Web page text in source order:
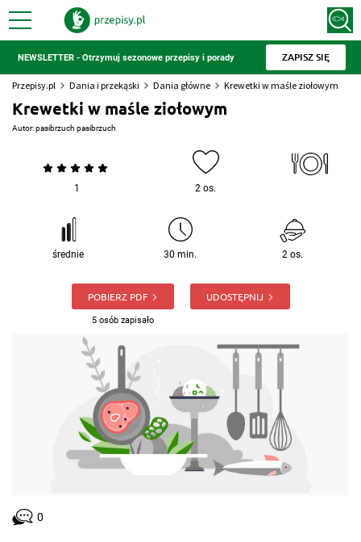
NEWSLETTER - Otrzymuj sezonowe przepisy i porady ZAPISZ SIĘ
Przepisy.pl Dania i przekąski Dania główne Krewetki w maśle ziołowym
Krewetki w maśle ziołowym
Autor:pasibrzuch pasibrzuch
1 2 os.
średnie 30 min. 2 os.
POBIERZ PDF
5 osób zapisało
UDOSTĘPNIJ
0